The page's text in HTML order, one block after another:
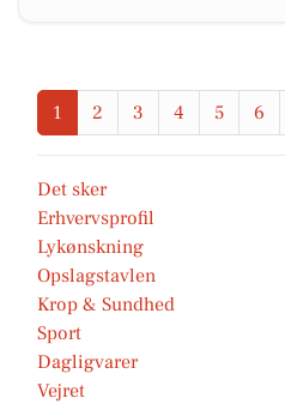
1 2 3 4 5 6
Det sker
Erhvervsprofil
Lykønskning
Opslagstavlen
Krop & Sundhed
Sport
Dagligvarer
Vejret